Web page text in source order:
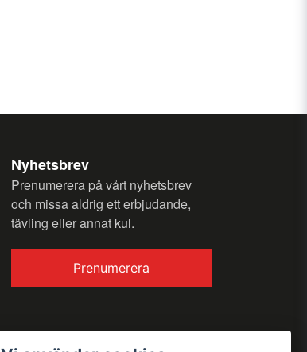
Nyhetsbrev
Prenumerera på vårt nyhetsbrev
och missa aldrig ett erbjudande,
tävling eller annat kul.
Prenumerera